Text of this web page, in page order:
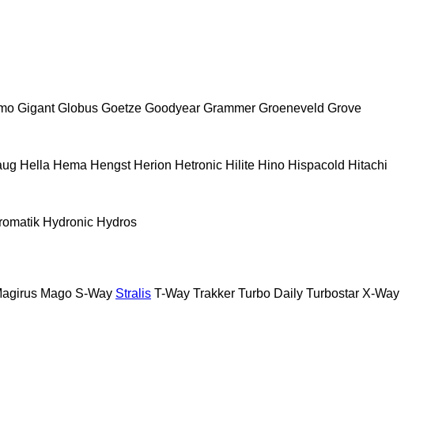
Gigant Globus Goetze Goodyear Grammer Groeneveld Grove
Hella Hema Hengst Herion Hetronic Hilite Hino Hispacold Hitachi
Hydronic Hydros
Mago S-Way Stralis T-Way Trakker Turbo Daily Turbostar X-Way